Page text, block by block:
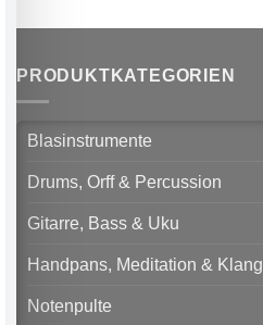
PRODUKTKATEGORIEN
Blasinstrumente
Drums, Orff & Percussion
Gitarre, Bass & Uku
Handpans, Meditation & Klang
Notenpulte